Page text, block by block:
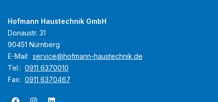
Hofmann Haustechnik GmbH
Donaustr. 31
90451 Nürnberg
E-Mail: service@hofmann-haustechnik.de
Tel.: 0911 6370010
Fax: 0911 6370467